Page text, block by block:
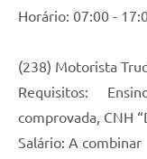
Horário: 07:00 -
(238) Motorista
Requisitos:
comprovada, CNH
Salário: A combinar